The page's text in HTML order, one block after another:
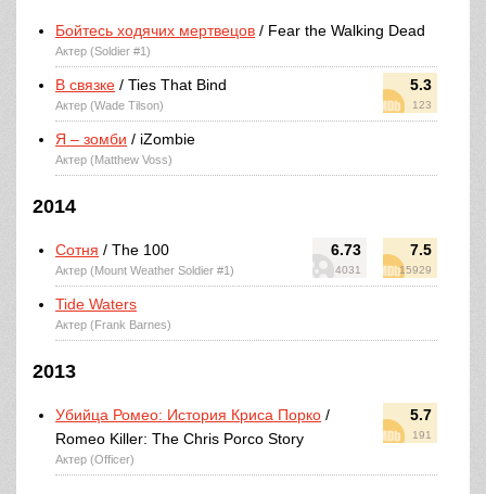
Бойтесь ходячих мертвецов / Fear the Walking Dead
Актер (Soldier #1)
5.3
123
В связке / Ties That Bind
Актер (Wade Tilson)
Я – зомби / iZombie
Актер (Matthew Voss)
2014
6.73
4031
7.5
15929
Сотня / The 100
Актер (Mount Weather Soldier #1)
Tide Waters
Актер (Frank Barnes)
2013
5.7
191
Убийца Ромео: История Криса Порко /
Romeo Killer: The Chris Porco Story
Актер (Officer)